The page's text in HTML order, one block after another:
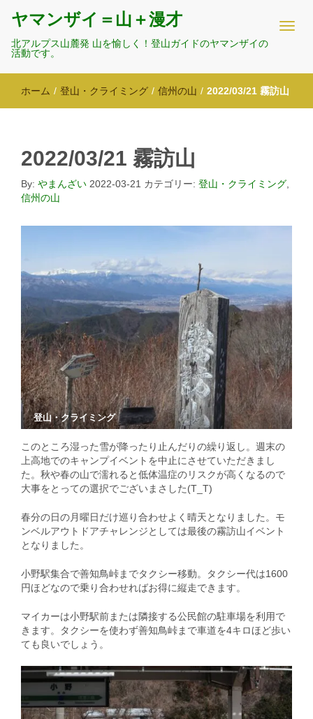
ヤマンザイ＝山＋漫才
北アルプス山麓発 山を愉しく！登山ガイドのヤマンザイの
活動です。
ホーム / 登山・クライミング / 信州の山 / 2022/03/21 霧訪山
2022/03/21 霧訪山
By: やまんざい 2022-03-21 カテゴリー: 登山・クライミング
信州の山
登山・クライミング
このところ湿った雪が降ったり止んだりの繰り返し。週末の
上高地でのキャンプイベントを中止にさせていただきまし
た。秋や春の山で濡れると低体温症のリスクが高くなるので
大事をとっての選択でございまさした(T_T)
春分の日の月曜日だけ巡り合わせよく晴天となりました。モ
ンベルアウトドアチャレンジとしては最後の霧訪山イベント
となりました。
小野駅集合で善知鳥峠までタクシー移動。タクシー代は1600
円ほどなので乗り合わせればお得に縦走できます。
マイカーは小野駅前または隣接する公民館の駐車場を利用で
きます。タクシーを使わず善知鳥峠まで車道を4キロほど歩い
ても良いでしょう。